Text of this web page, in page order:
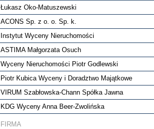
Łukasz Oko-Matuszewski
ACONS Sp. z o. o. Sp. k.
Instytut Wyceny Nieruchomości
ASTIMA Małgorzata Osuch
Wyceny Nieruchomości Piotr Godlewski
Piotr Kubica Wyceny i Doradztwo Majątkowe
VIRUM Szabłowska-Chann Spółka Jawna
KDG Wyceny Anna Beer-Zwolińska